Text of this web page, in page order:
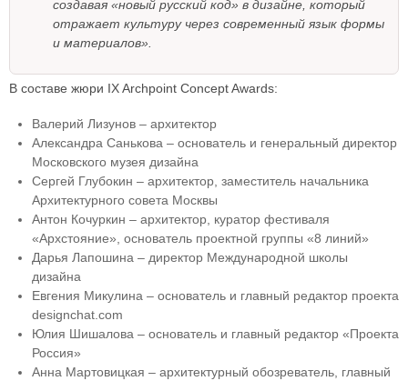
создавая «новый русский код» в дизайне, который
отражает культуру через современный язык формы
и материалов».
В составе жюри IX Archpoint Concept Awards:
Валерий Лизунов – архитектор
Александра Санькова – основатель и генеральный директор
Московского музея дизайна
Сергей Глубокин – архитектор, заместитель начальника
Архитектурного совета Москвы
Антон Кочуркин – архитектор, куратор фестиваля
«Архстояние», основатель проектной группы «8 линий»
Дарья Лапошина – директор Международной школы
дизайна
Евгения Микулина – основатель и главный редактор проекта
designchat.com
Юлия Шишалова – основатель и главный редактор «Проекта
Россия»
Анна Мартовицкая – архитектурный обозреватель, главный